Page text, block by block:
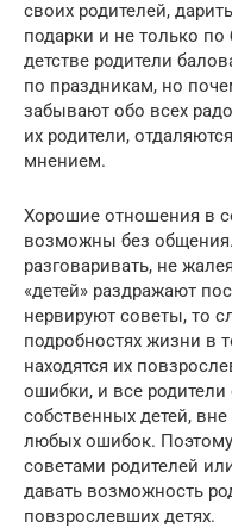
своих родителей,
подарки и не только
детстве родители
по праздникам, но
забывают обо всех
их родители,
мнением.
Хорошие отношения в
возможны без
разговаривать, не
«детей» раздражают
нервируют советы, то
подробностях жизни в
находятся их
ошибки, и все родители
собственных детей,
любых ошибок. Поэтому
советами родителей
давать возможность
повзрослевших детях.